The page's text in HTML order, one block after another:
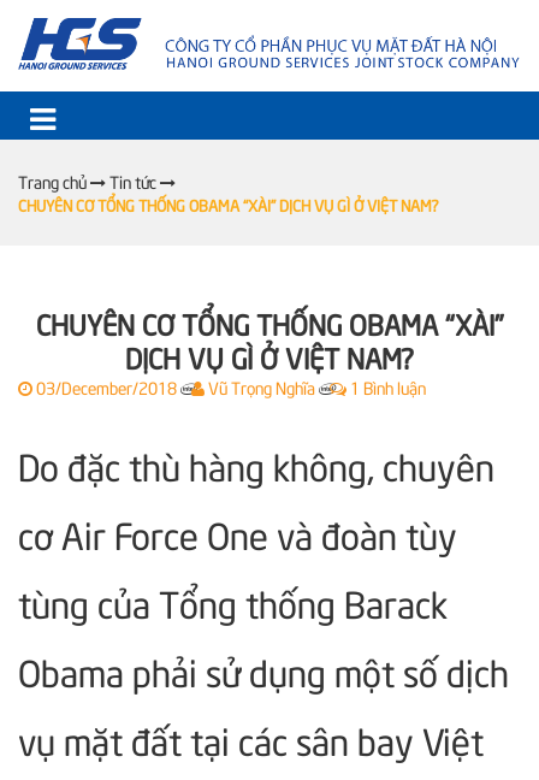
Trang chủ Tin tức
CHUYÊN CƠ TỔNG THỐNG OBAMA “XÀI” DỊCH VỤ GÌ Ở VIỆT NAM?
CHUYÊN CƠ TỔNG THỐNG OBAMA “XÀI”
DỊCH VỤ GÌ Ở VIỆT NAM?
03/December/2018| Vũ Trọng Nghĩa| 1 Bình luận
Do đặc thù hàng không, chuyên
cơ Air Force One và đoàn tùy
tùng của Tổng thống Barack
Obama phải sử dụng một số dịch
vụ mặt đất tại các sân bay Việt